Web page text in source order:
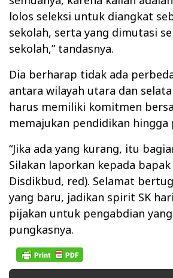
lolos seleksi untuk diangkat
sekolah, serta yang dimutasi
sekolah,” tandasnya.
Dia berharap tidak ada
antara wilayah utara dan
harus memiliki komitmen
memajukan pendidikan hingga
“Jika ada yang kurang, itu
Silakan laporkan kepada
Disdikbud, red). Selamat
yang baru, jadikan spirit SK
pijakan untuk pengabdian
pungkasnya.